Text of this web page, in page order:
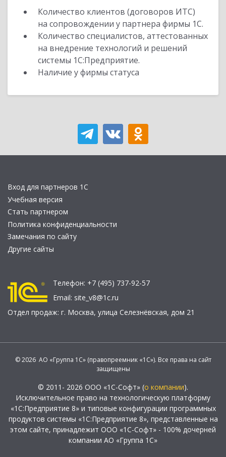
Количество клиентов (договоров ИТС)
на сопровождении у партнера фирмы 1С.
Количество специалистов, аттестованных
на внедрение технологий и решений
системы 1С:Предприятие.
Наличие у фирмы статуса
Вход для партнеров 1С
Учебная версия
Стать партнером
Политика конфиденциальности
Замечания по сайту
Другие сайты
Телефон: +7 (495) 737-92-57
Email: site_v8@1c.ru
Отдел продаж: г. Москва, улица Селезнёвская, дом 21
© 2026 АО «Группа 1С» (правопреемник «1С»). Все права на сайт
защищены
© 2011- 2026 ООО «1С-Софт» (о компании).
Исключительное право на технологическую платформу
«1С:Предприятие 8» и типовые конфигурации программных
продуктов системы «1С:Предприятие 8», представленные на
этом сайте, принадлежит ООО «1С-Софт» - 100% дочерней
компании АО «Группа 1С»